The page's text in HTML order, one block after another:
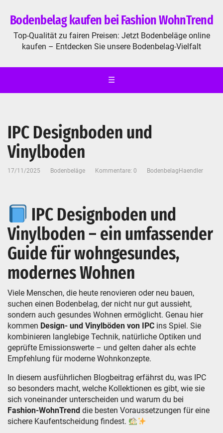
Bodenbelag kaufen bei Fashion WohnTrend
Top-Qualität zu fairen Preisen: Jetzt Bodenbeläge online
kaufen – Entdecken Sie unsere Bodenbelag-Vielfalt
☰
IPC Designboden und
Vinylboden
17/11/2025 Bodenbeläge Kommentare: 0 BodenbelagHaendler
IPC Designboden und
Vinylboden – ein umfassender
Guide für wohngesundes,
modernes Wohnen
Viele Menschen, die heute renovieren oder neu bauen,
suchen einen Bodenbelag, der nicht nur gut aussieht,
sondern auch gesundes Wohnen ermöglicht. Genau hier
kommen Design- und Vinylböden von IPC ins Spiel. Sie
kombinieren langlebige Technik, natürliche Optiken und
geprüfte Emissionswerte – und gelten daher als echte
Empfehlung für moderne Wohnkonzepte.
In diesem ausführlichen Blogbeitrag erfährst du, was IPC
so besonders macht, welche Kollektionen es gibt, wie sie
sich voneinander unterscheiden und warum du bei
Fashion-WohnTrend die besten Voraussetzungen für eine
sichere Kaufentscheidung findest.